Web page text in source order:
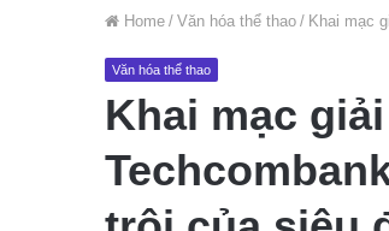
Home / Văn hóa thể thao / Khai mạc
Văn hóa thể thao
Khai mạc